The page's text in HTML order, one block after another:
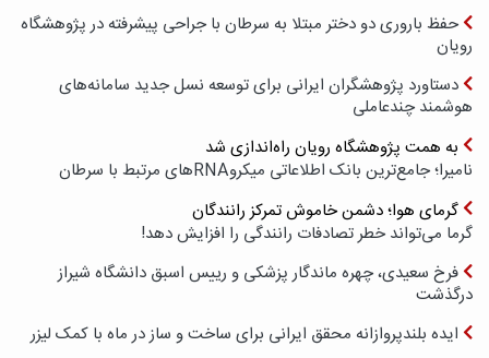
حفظ باروری دو دختر مبتلا به سرطان با جراحی پیشرفته در پژوهشگاه
رویان
دستاورد پژوهشگران ایرانی برای توسعه نسل جدید سامانه‌های
هوشمند چندعاملی
به همت پژوهشگاه رویان راه‌اندازی شد
نامیرا؛ جامع‌ترین بانک اطلاعاتی میکروRNAهای مرتبط با سرطان
گرمای هوا؛ دشمن خاموش تمرکز رانندگان
گرما می‌تواند خطر تصادفات رانندگی را افزایش دهد!
فرخ سعیدی، چهره ماندگار پزشکی و رییس اسبق دانشگاه شیراز
درگذشت
ایده بلندپروازانه محقق ایرانی برای ساخت و ساز در ماه با کمک لیزر